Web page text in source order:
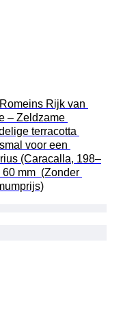
Rijk van
– Zeldzame
terracotta
voor een
(Caracalla, 198–
60 mm  (Zonder